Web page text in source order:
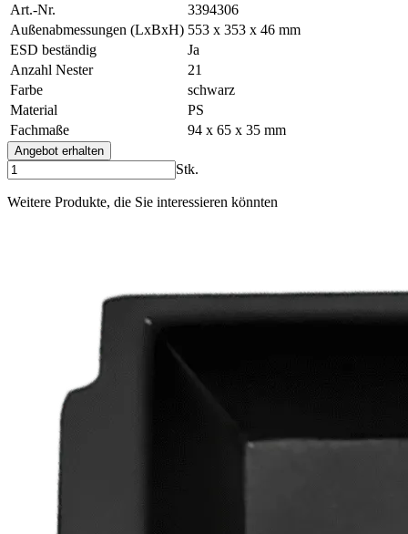
Art.-Nr.
3394306
Außenabmessungen (LxBxH) 553 x 353 x 46 mm
ESD beständig
Ja
Anzahl Nester
21
Farbe
schwarz
Material
PS
Fachmaße
94 x 65 x 35 mm
Angebot erhalten
Stk.
Weitere Produkte, die Sie interessieren könnten